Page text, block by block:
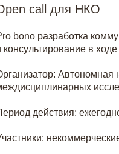
call для НКО
bono разработка
консультирование в
Автономная
действия: